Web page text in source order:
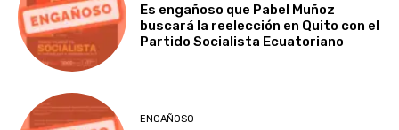
Es engañoso que Pabel Muñoz
buscará la reelección en Quito con el
Partido Socialista Ecuatoriano
ENGAÑOSO